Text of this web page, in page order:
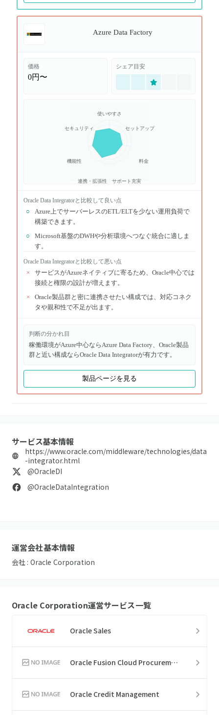
Azure Data Factory
価格
0円〜
シェア目安
使いやすさ
セットアップ
料金
サポート充実
連携・拡張性
機能性
セキュリティ
Oracle Data Integratorと比較して良い点
○
Azure上でサーバーレスのETL/ELTを少ない運用負荷で
構築できます。
○
Microsoft基盤のDWHや分析環境へつなぐ統合に適しま
す。
Oracle Data Integratorと比較して悪い点
×
サービスがAzureネイティブに寄るため、Oracle中心では
接続と権限の設計が増えます。
×
Oracle製品群と密に連携させたい構成では、対応コネク
タや親和性で不足が出ます。
判断の分かれ目
稼働環境がAzure中心ならAzure Data Factory、Oracle製品
群と近い構成ならOracle Data Integratorが有力です。
製品ページを見る
サービス基本情報
https://www.oracle.com/middleware/technologies/data
-integrator.html
@OracleDI
@OracleDataIntegration
運営会社基本情報
会社 : Oracle Corporation
Oracle Corporation運営サービス一覧
Oracle Sales
Oracle Fusion Cloud Procurement
Oracle Credit Management